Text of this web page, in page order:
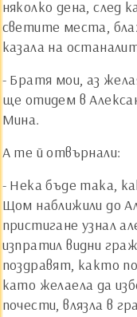
няколко дена, след
светите места,
казала на
- Братя мои, аз
ще отидем в
Мина.
А те й отвърнали:
- Нека бъде така,
Щом наближили до
пристигане узнал
изпратил видни
поздравят, както
като желаела да
почести, влязла в